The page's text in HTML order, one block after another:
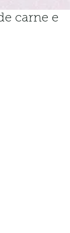
carne e